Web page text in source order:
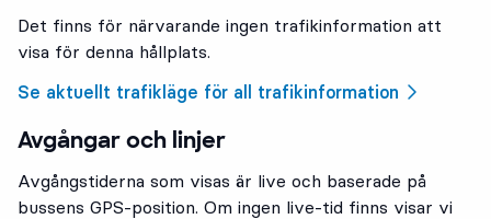
Det finns för närvarande ingen trafikinformation att
visa för denna hållplats.
Se aktuellt trafikläge för all trafikinformation
Avgångar och linjer
Avgångstiderna som visas är live och baserade på
bussens GPS-position. Om ingen live-tid finns visar vi